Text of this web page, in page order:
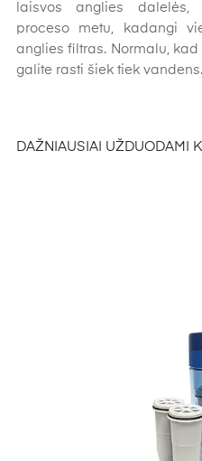
laisvos anglies dalelės,
proceso metu, kadangi
anglies filtras. Normalu,
galite rasti šiek tiek vandens.
DAŽNIAUSIAI UŽDUODAMI